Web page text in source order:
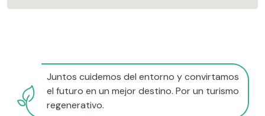
Juntos cuidemos del entorno y convirtamos
el futuro en un mejor destino. Por un turismo
regenerativo.